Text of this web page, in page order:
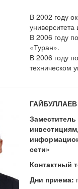
В 2002 году
В 2006 году
«Туран».
В 2006 году
техническом
сети»
Контактный
Дни приема: